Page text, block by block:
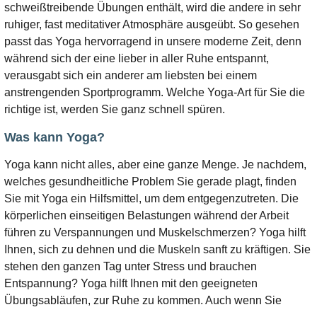
schweißtreibende Übungen enthält, wird die andere in sehr
ruhiger, fast meditativer Atmosphäre ausgeübt. So gesehen
passt das Yoga hervorragend in unsere moderne Zeit, denn
während sich der eine lieber in aller Ruhe entspannt,
verausgabt sich ein anderer am liebsten bei einem
anstrengenden Sportprogramm. Welche Yoga-Art für Sie die
richtige ist, werden Sie ganz schnell spüren.
Was kann Yoga?
Yoga kann nicht alles, aber eine ganze Menge. Je nachdem,
welches gesundheitliche Problem Sie gerade plagt, finden
Sie mit Yoga ein Hilfsmittel, um dem entgegenzutreten. Die
körperlichen einseitigen Belastungen während der Arbeit
führen zu Verspannungen und Muskelschmerzen? Yoga hilft
Ihnen, sich zu dehnen und die Muskeln sanft zu kräftigen. Sie
stehen den ganzen Tag unter Stress und brauchen
Entspannung? Yoga hilft Ihnen mit den geeigneten
Übungsabläufen, zur Ruhe zu kommen. Auch wenn Sie